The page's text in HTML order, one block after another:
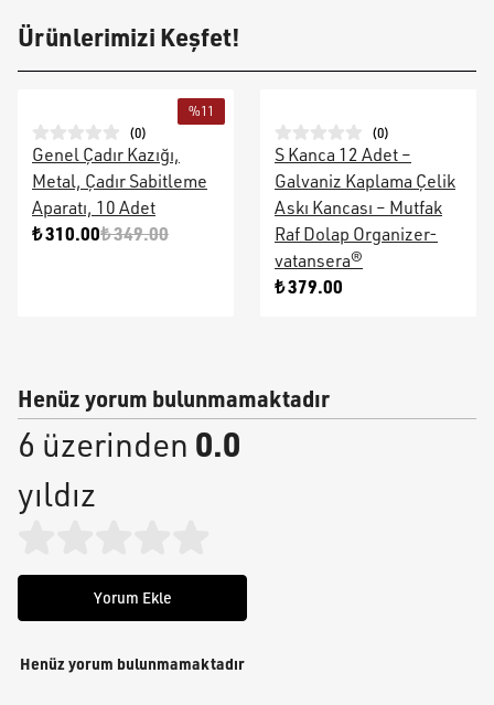
Ürünlerimizi Keşfet!
%11
(0)
Genel Çadır Kazığı,
Metal, Çadır Sabitleme
Aparatı, 10 Adet
₺ 310.00₺ 349.00
(0)
S Kanca 12 Adet –
Galvaniz Kaplama Çelik
Askı Kancası – Mutfak
Raf Dolap Organizer-
vatansera®
₺ 379.00
Henüz yorum bulunmamaktadır
6 üzerinden 0.0
yıldız
Yorum Ekle
Henüz yorum bulunmamaktadır